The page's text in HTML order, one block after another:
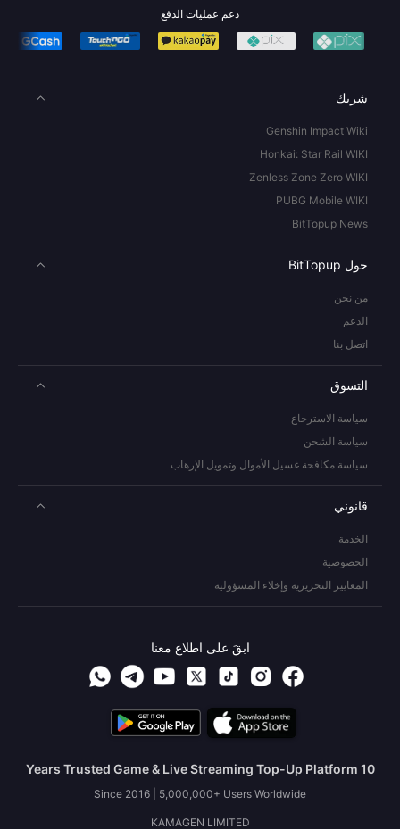
دعم عمليات الدفع
شريك
Genshin Impact Wiki
Honkai: Star Rail WIKI
Zenless Zone Zero WIKI
PUBG Mobile WIKI
BitTopup News
حول BitTopup
من نحن
الدعم
اتصل بنا
التسوق
سياسة الاسترجاع
سياسة الشحن
سياسة مكافحة غسيل الأموال وتمويل الإرهاب
قانوني
الخدمة
الخصوصية
المعايير التحريرية وإخلاء المسؤولية
ابقَ على اطلاع معنا
10 Years Trusted Game & Live Streaming Top-Up Platform
Since 2016 | 5,000,000+ Users Worldwide
KAMAGEN LIMITED